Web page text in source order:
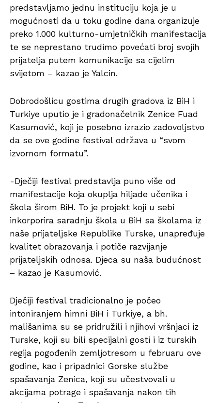
predstavljamo jednu instituciju koja je u
mogućnosti da u toku godine dana organizuje
preko 1.000 kulturno-umjetničkih manifestacija
te se neprestano trudimo povećati broj svojih
prijatelja putem komunikacije sa cijelim
svijetom – kazao je Yalcin.
Dobrodošlicu gostima drugih gradova iz BiH i
Turkiye uputio je i gradonačelnik Zenice Fuad
Kasumović, koji je posebno izrazio zadovoljstvo
da se ove godine festival održava u “svom
izvornom formatu”.
-Dječiji festival predstavlja puno više od
manifestacije koja okuplja hiljade učenika i
škola širom BiH. To je projekt koji u sebi
inkorporira saradnju škola u BiH sa školama iz
naše prijateljske Republike Turske, unapređuje
kvalitet obrazovanja i potiče razvijanje
prijateljskih odnosa. Djeca su naša budućnost
– kazao je Kasumović.
Dječiji festival tradicionalno je počeo
intoniranjem himni BiH i Turkiye, a bh.
mališanima su se pridružili i njihovi vršnjaci iz
Turske, koji su bili specijalni gosti i iz turskih
regija pogođenih zemljotresom u februaru ove
godine, kao i pripadnici Gorske službe
spašavanja Zenica, koji su učestvovali u
akcijama potrage i spašavanja nakon tih